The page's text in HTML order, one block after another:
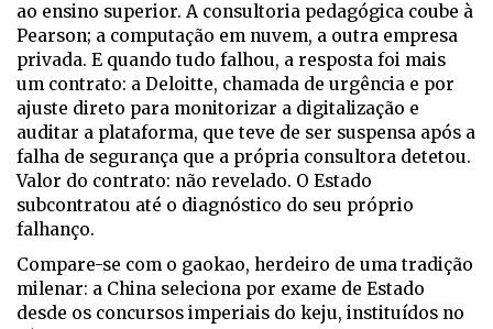
ao ensino superior. A consultoria pedagógica coube à
Pearson; a computação em nuvem, a outra empresa
privada. E quando tudo falhou, a resposta foi mais
um contrato: a Deloitte, chamada de urgência e por
ajuste direto para monitorizar a digitalização e
auditar a plataforma, que teve de ser suspensa após a
falha de segurança que a própria consultora detetou.
Valor do contrato: não revelado. O Estado
subcontratou até o diagnóstico do seu próprio
falhanço.
Compare-se com o gaokao, herdeiro de uma tradição
milenar: a China seleciona por exame de Estado
desde os concursos imperiais do keju, instituídos no